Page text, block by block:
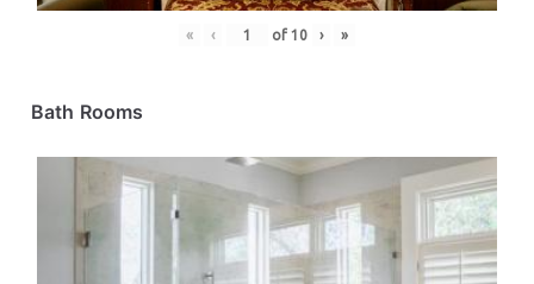
« ‹ of10 › »
Bath Rooms